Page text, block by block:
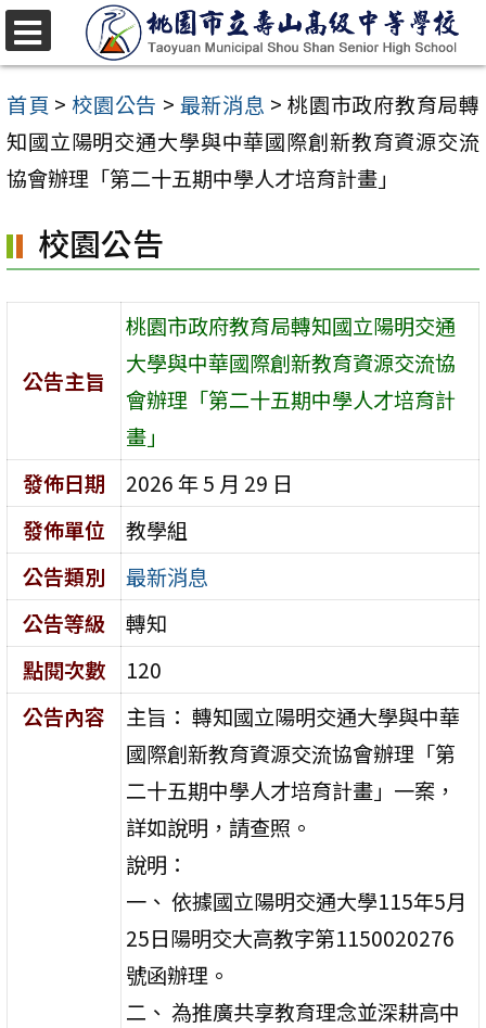
跳
至
主
要
內
區
首頁 > 校園公告 > 最新消息 > 桃園市政府教育局轉
知國立陽明交通大學與中華國際創新教育資源交流
協會辦理「第二十五期中學人才培育計畫」
校園公告
公告主旨
桃園市政府教育局轉知國立陽明交通
大學與中華國際創新教育資源交流協
會辦理「第二十五期中學人才培育計
畫」
發佈日期
2026 年 5 月 29 日
發佈單位
教學組
公告類別
最新消息
公告等級
轉知
點閱次數
120
公告內容
主旨： 轉知國立陽明交通大學與中華
國際創新教育資源交流協會辦理「第
二十五期中學人才培育計畫」一案，
詳如說明，請查照。
說明：
一、 依據國立陽明交通大學115年5月
25日陽明交大高教字第1150020276
號函辦理。
二、 為推廣共享教育理念並深耕高中
選
單